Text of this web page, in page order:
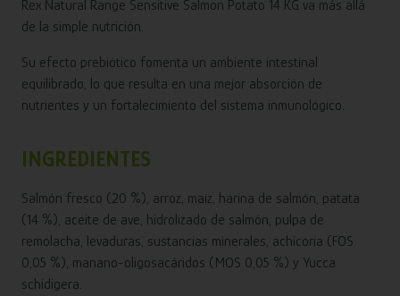
Rex Natural Range Sensitive Salmon Potato 14 KG va más allá
de la simple nutrición.
Su efecto prebiótico fomenta un ambiente intestinal
equilibrado, lo que resulta en una mejor absorción de
nutrientes y un fortalecimiento del sistema inmunológico.
INGREDIENTES
Salmón fresco (20 %), arroz, maíz, harina de salmón, patata
(14 %), aceite de ave, hidrolizado de salmón, pulpa de
remolacha, levaduras, sustancias minerales, achicoria (FOS
0,05 %), manano-oligosacáridos (MOS 0,05 %) y Yucca
schidigera.